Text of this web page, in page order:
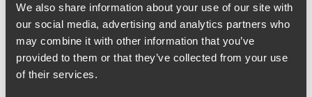
We also share information about your use of our site with
our social media, advertising and analytics partners who
may combine it with other information that you’ve
provided to them or that they’ve collected from your use
of their services.
Uutiset 20.12.2024
Hyvää joulua ja onnea
vuodelle 2025!